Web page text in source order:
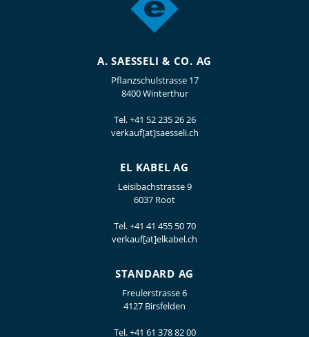
A. SAESSELI & CO. AG
Pflanzschulstrasse 17
8400 Winterthur
Tel.+41 52 235 26 26
verkauf[at]saesseli.ch
EL KABEL AG
Leisibachstrasse 9
6037 Root
Tel.+41 41 455 50 70
verkauf[at]elkabel.ch
STANDARD AG
Freulerstrasse 6
4127 Birsfelden
Tel.+41 61 378 82 00